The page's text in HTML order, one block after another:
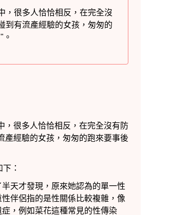
，很多人恰恰相反，在完全沒
到有流產經驗的女孩，匆匆的